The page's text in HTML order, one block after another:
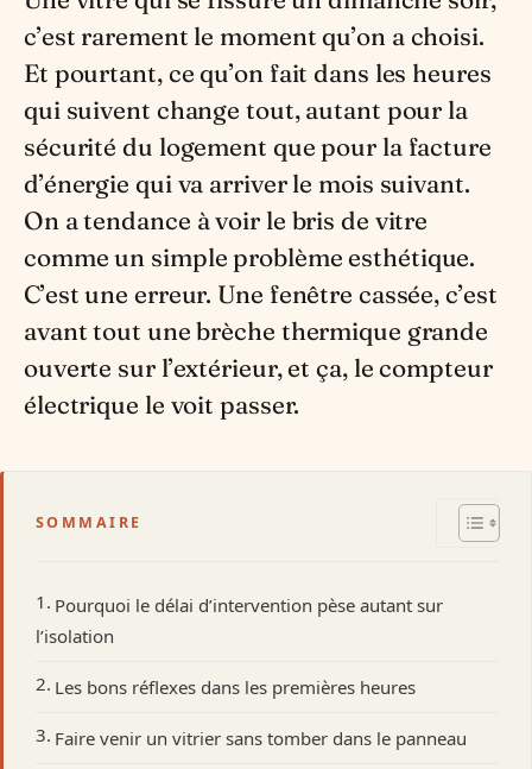
c’est rarement le moment qu’on a choisi.
Et pourtant, ce qu’on fait dans les heures
qui suivent change tout, autant pour la
sécurité du logement que pour la facture
d’énergie qui va arriver le mois suivant.
On a tendance à voir le bris de vitre
comme un simple problème esthétique.
C’est une erreur. Une fenêtre cassée, c’est
avant tout une brèche thermique grande
ouverte sur l’extérieur, et ça, le compteur
électrique le voit passer.
SOMMAIRE
Pourquoi le délai d’intervention pèse autant sur
l’isolation
Les bons réflexes dans les premières heures
Faire venir un vitrier sans tomber dans le panneau